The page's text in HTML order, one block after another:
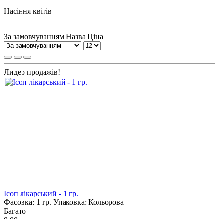
Насіння квітів
За замовчуванням Назва Ціна
Лидер продажів!
Ісоп лікарський - 1 гр.
Фасовка: 1 гр. Упаковка: Кольорова
Багато